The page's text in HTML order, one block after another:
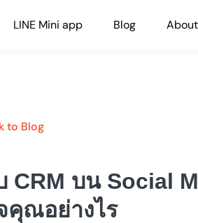
LINE Mini app Blog About
to Blog
CRM บน Social
คุณอย่างไร